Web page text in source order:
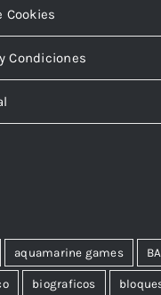
Cookies
Condiciones
aquamarine games
biograficos